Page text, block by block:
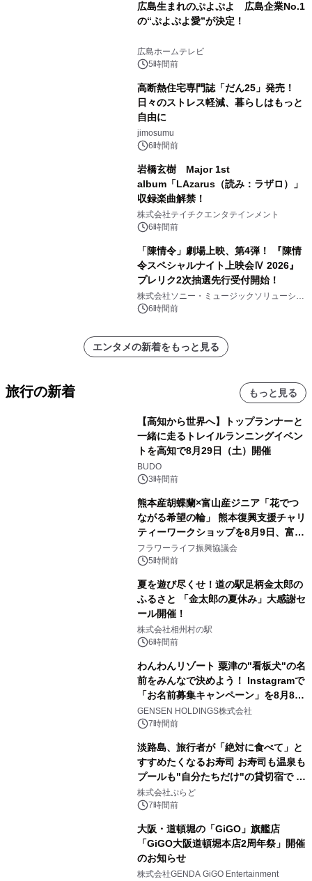
広島生まれのぷよぷよ 広島企業No.1
の“ぷよぷよ愛”が決定！
広島ホームテレビ
5時間前
高断熱住宅専門誌「だん25」発売！
日々のストレス軽減、暮らしはもっと
自由に
jimosumu
6時間前
岩橋玄樹 Major 1st
album「LAzarus（読み：ラザロ）」
収録楽曲解禁！
株式会社テイチクエンタテインメント
6時間前
「陳情令」劇場上映、第4弾！ 『陳情
令スペシャルナイト上映会Ⅳ 2026』
プレリク2次抽選先行受付開始！
株式会社ソニー・ミュージックソリューショ
ンズ6時間前
エンタメの新着をもっと見る
旅行の新着 もっと見る
【高知から世界へ】トップランナーと
一緒に走るトレイルランニングイベン
トを高知で8月29日（土）開催
BUDO
3時間前
熊本産胡蝶蘭×富山産ジニア「花でつ
ながる希望の輪」 熊本復興支援チャリ
ティーワークショップを8月9日、富
山・射水で開催
フラワーライフ振興協議会
5時間前
夏を遊び尽くせ！道の駅足柄金太郎の
ふるさと 「金太郎の夏休み」大感謝セ
ール開催！
株式会社相州村の駅
6時間前
わんわんリゾート 粟津の"看板犬"の名
前をみんなで決めよう！ Instagramで
「お名前募集キャンペーン」を8月8日
(土)より開催
GENSEN HOLDINGS株式会社
7時間前
淡路島、旅行者が「絶対に食べて」と
すすめたくなるお寿司 お寿司も温泉も
プールも"自分たちだけ"の貸切宿で 1
日1組限定「岩屋温泉 絵島別庭 海と
森」の握り寿司プラン
株式会社ぷらど
7時間前
大阪・道頓堀の「GiGO」旗艦店
「GiGO大阪道頓堀本店2周年祭」開催
のお知らせ
株式会社GENDA GiGO Entertainment